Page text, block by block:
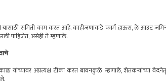
यासाठी समिती काम करत आहे. काहीजणांकडे फार्म हाऊस, ले आउट
पाहिजेत, असेही ते म्हणाले.
यांच्यावर अप्रत्यक्ष टीका करत बावनकुळे म्हणाले, शेतकऱ्यांच्या